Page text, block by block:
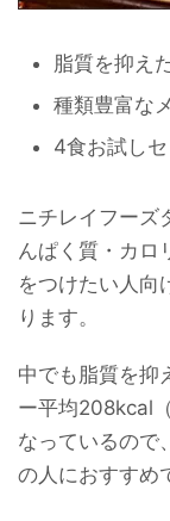
脂質を抑え
種類豊富な
4食お試し
ニチレイフーズ
んぱく質・カロ
をつけたい人向
ります。
中でも脂質を抑
ー平均208kcal
なっているので
の人におすすめ